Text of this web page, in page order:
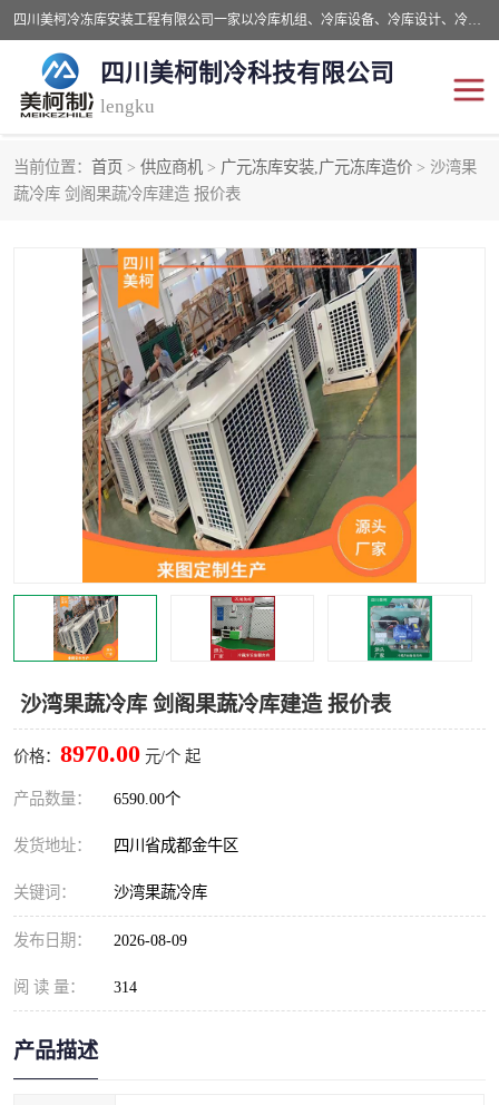
四川美柯冷冻库安装工程有限公司一家以冷库机组、冷库设备、冷库设计、冷冻库设备销售、冷库安装、冻库安装价格及技术服务为一体的综合企业，咨询热线：同等设备材料优惠10% 。公司各种类型安装组合式冷库、冷冻库、冷藏库、气调保鲜库、并提供成套设备供应、安装与调试、维护与维修、技术咨询、操作维修人员技术培训等
四川美柯制冷科技有限公司
lengku
当前位置： 首页 > 供应商机 > 广元冻库安装,广元冻库造价 > 沙湾果
蔬冷库 剑阁果蔬冷库建造 报价表
沙湾果蔬冷库 剑阁果蔬冷库建造 报价表
价格： 8970.00 元/个 起
产品数量： 6590.00个
发货地址： 四川省成都金牛区
关键词： 沙湾果蔬冷库
发布日期： 2026-08-09
阅 读 量： 314
产品描述
冷库安装，冷库价格
成都冻库，成都冻库价格 绵阳冻库,绵阳保鲜冷库
德阳冻库安装，德阳冷库 广元冻库安装,广元冻库造
价
南充冻库设计,南充冻库安 遂宁冻库
资阳冻库，资阳冻库安装 泸州冻库，泸州冷库
乐山冻库,乐山保鲜冷库 自贡冻库组装
雅安冷库,雅安冻库 攀枝花冻库
冻库安装，小型冻库造价
内江冷库，内江冻库 宜宾冷库，宜宾冻库设备